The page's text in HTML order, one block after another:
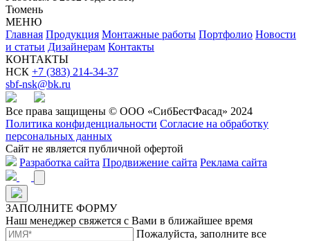
Тюмень
МЕНЮ
Главная Продукция Монтажные работы Портфолио Новости
и статьи Дизайнерам Контакты
КОНТАКТЫ
НСК +7 (383) 214-34-37
sbf-nsk@bk.ru
Все права защищены © ООО «СибБестФасад» 2024
Политика конфиденциальности Согласие на обработку
персональных данных
Сайт не является публичной офертой
Разработка сайта Продвижение сайта Реклама сайта
ЗАПОЛНИТЕ ФОРМУ
Наш менеджер свяжется с Вами в ближайшее время
Пожалуйста, заполните все